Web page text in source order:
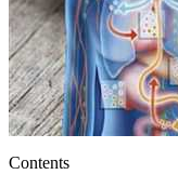
Contents